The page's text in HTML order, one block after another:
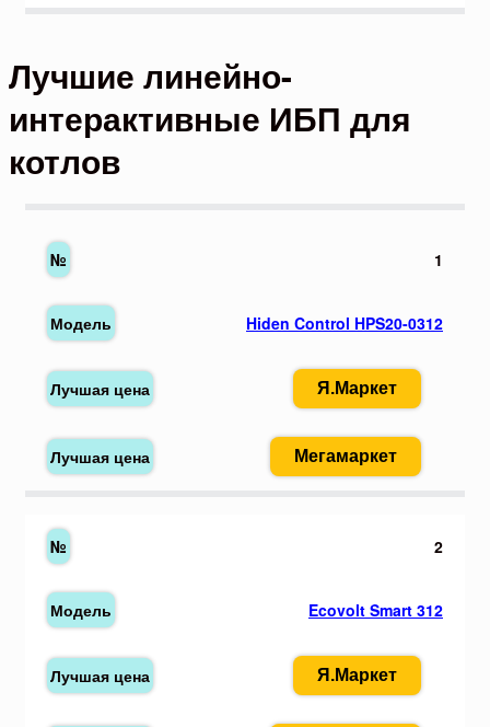
Лучшие линейно-
интерактивные ИБП для
котлов
1
Hiden Control HPS20-0312
Я.Маркет
Мегамаркет
2
Ecovolt Smart 312
Я.Маркет